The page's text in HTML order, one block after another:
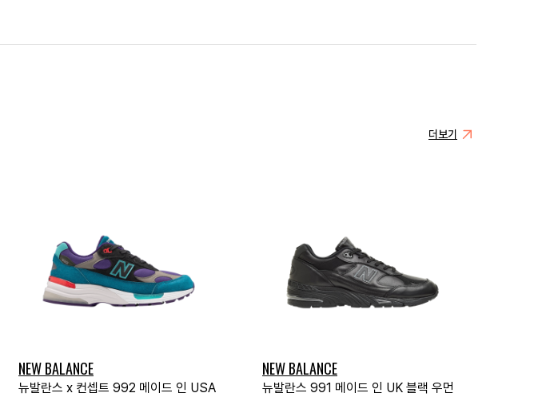
더보기
NEW BALANCE
뉴발란스 x 컨셉트 992 메이드 인 USA
NEW BALANCE
뉴발란스 991 메이드 인 UK 블랙 우먼